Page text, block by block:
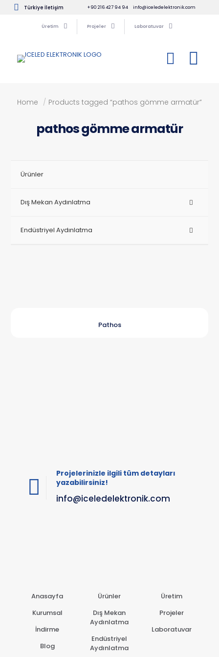
Türkiye İletişim +90 216 427 94 94 info@iceledelektronik.com
Üretim Projeler Laboratuvar
Home / Products tagged “pathos gömme armatür”
pathos gömme armatür
Ürünler
Dış Mekan Aydınlatma
Endüstriyel Aydınlatma
Pathos
Projelerinizle ilgili tüm detayları
yazabilirsiniz!
info@iceledelektronik.com
Anasayfa
Kurumsal
İndirme
Blog
Ürünler
Dış Mekan
Aydınlatma
Endüstriyel
Aydınlatma
Üretim
Projeler
Laboratuvar